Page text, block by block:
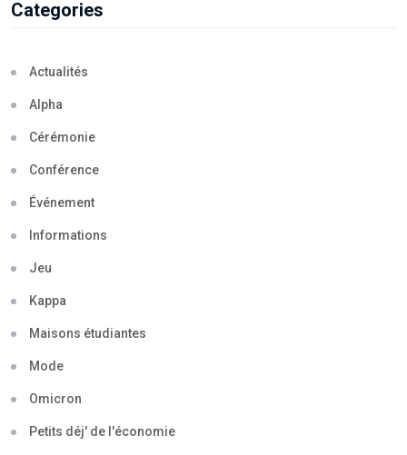
Categories
Actualités
Alpha
Cérémonie
Conférence
Événement
Informations
Jeu
Kappa
Maisons étudiantes
Mode
Omicron
Petits déj' de l'économie